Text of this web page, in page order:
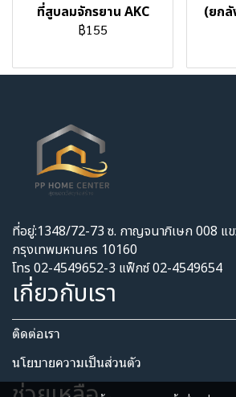
ที่สูบลมจักรยาน AKC
฿155
(ยกลั
ที่อยู่:1348/72-73 ซ. กาญจนาภิเษก 008 แ
กรุงเทพมหานคร 10160
โทร 02-4549652-3 แฟ็กซ์ 02-4549654
เกี่ยวกับเรา
ติดต่อเรา
นโยบายความเป็นส่วนตัว​